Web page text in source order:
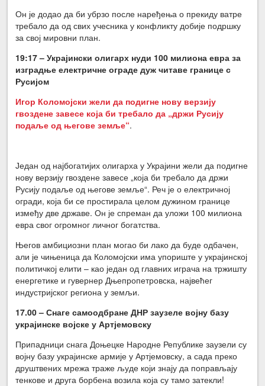
Он је додао да би убрзо после наређења о прекиду ватре
требало да од свих учесника у конфликту добије подршку
за свој мировни план.
19:17 –Украјински олигарх нуди 100 милиона евра за
изградње електричне ограде дуж читаве границе с
Русијом
Игор Коломојски жели да подигне нову верзију
гвоздене завесе која би требало да „држи Русију
подаље од његове земље“.
Један од најбогатијих олигарха у Украјини жели да подигне
нову верзију гвоздене завесе „која би требало да држи
Русију подаље од његове земље“. Реч је о електричној
огради, која би се простирала целом дужином границе
између две државе. Он је спреман да уложи 100 милиона
евра свог огромног личног богатства.
Његов амбициозни план могао би лако да буде одбачен,
али је чињеница да Коломојски има упориште у украјинској
политичкој елити – као један од главних играча на тржишту
енергетике и гувернер Дњепропетровска, највећег
индустријског региона у земљи.
17.00 – Снаге самоодбране ДНР заузеле војну базу
украјинске војске у Артјемовску
Припадници снага Доњецке Народне Републике заузели су
војну базу украјинске армије у Артјемовску, а сада преко
друштвених мрежа траже људе који знају да поправљају
тенкове и друга борбена возила која су тамо затекли!